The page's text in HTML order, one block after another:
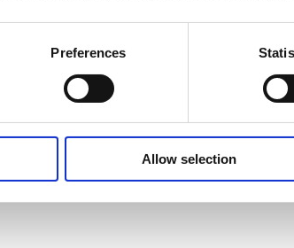
Preferences
Allow selection